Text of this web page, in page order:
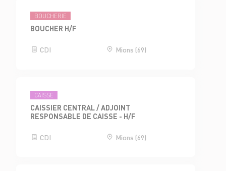
BOUCHERIE
BOUCHER H/F
CDI Mions (69)
CAISSE
CAISSIER CENTRAL / ADJOINT
RESPONSABLE DE CAISSE - H/F
CDI Mions (69)